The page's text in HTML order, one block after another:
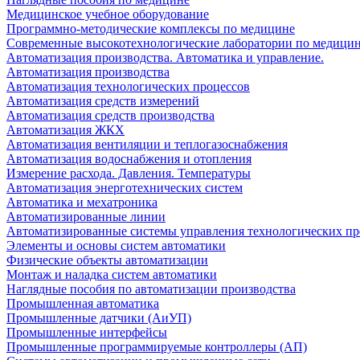
Медицинское учебное оборудование
Программно-методические комплексы по медицине
Современные высокотехнологические лаборатории по
Автоматизация производства. Автоматика и управление.
Автоматизация производства
Автоматизация технологических процессов
Автоматизация средств измерений
Автоматизация средств производства
Автоматизация ЖКХ
Автоматизация вентиляции и теплогазоснабжения
Автоматизация водоснабжения и отопления
Измерение расхода. Давления. Температуры
Автоматизация энерготехнических систем
Автоматика и мехатроника
Автоматизированные линии
Автоматизированные системы управления технологических
Элементы и основы систем автоматики
Физические объекты автоматизации
Монтаж и наладка систем автоматики
Наглядные пособия по автоматизации производства
Промышленная автоматика
Промышленные датчики (АиУП)
Промышленные интерфейсы
Промышленные программируемые контроллеры (АП)